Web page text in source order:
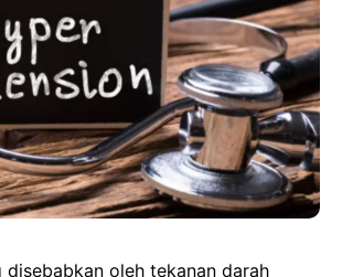
disebabkan oleh tekanan darah